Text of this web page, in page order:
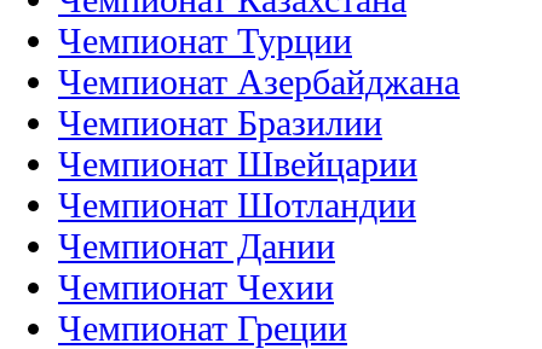
Чемпионат Турции
Чемпионат Азербайджана
Чемпионат Бразилии
Чемпионат Швейцарии
Чемпионат Шотландии
Чемпионат Дании
Чемпионат Чехии
Чемпионат Греции